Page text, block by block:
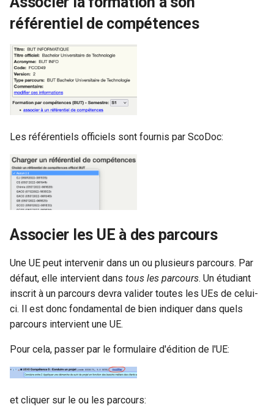
référentiel de compétences
Les référentiels officiels sont fournis par ScoDoc:
Associer les UE à des parcours
Une UE peut intervenir dans un ou plusieurs parcours. Par
défaut, elle intervient dans tous les parcours. Un étudiant
inscrit à un parcours devra valider toutes les UEs de celui-
ci. Il est donc fondamental de bien indiquer dans quels
parcours intervient une UE.
Pour cela, passer par le formulaire d'édition de l'UE:
et cliquer sur le ou les parcours: